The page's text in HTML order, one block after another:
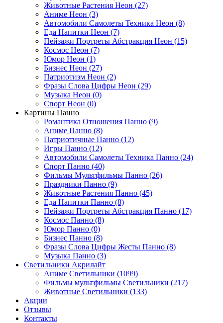
Животные Растения Неон (27)
Аниме Неон (3)
Автомобили Самолеты Техника Неон (8)
Еда Напитки Неон (7)
Пейзажи Портреты Абстракция Неон (15)
Космос Неон (7)
Юмор Неон (1)
Бизнес Неон (27)
Патриотизм Неон (2)
Фразы Слова Цифры Неон (29)
Музыка Неон (0)
Спорт Неон (0)
Картины Панно
Романтика Отношения Панно (9)
Аниме Панно (8)
Патриотичные Панно (12)
Игры Панно (12)
Автомобили Самолеты Техника Панно (24)
Спорт Панно (40)
Фильмы Мультфильмы Панно (26)
Праздники Панно (9)
Животные Растения Панно (45)
Еда Напитки Панно (8)
Пейзажи Портреты Абстракция Панно (17)
Космос Панно (8)
Юмор Панно (0)
Бизнес Панно (8)
Фразы Слова Цифры Жесты Панно (8)
Музыка Панно (3)
Светильники Акрилайт
Аниме Светильники (1099)
Фильмы мультфильмы Светильники (217)
Животные Светильники (133)
Акции
Отзывы
Контакты